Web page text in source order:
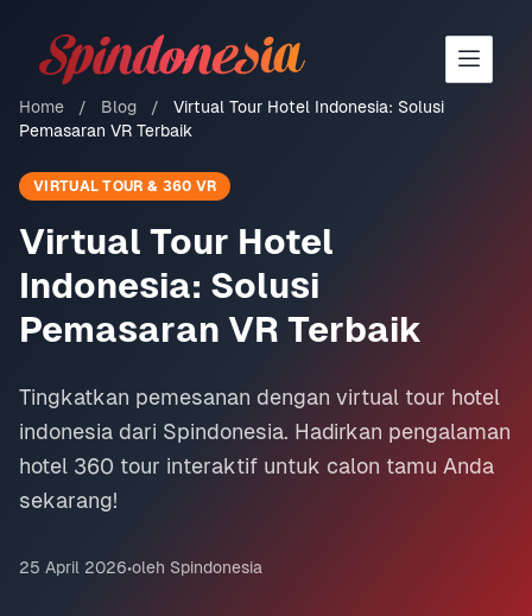
Solar Tech Logo
Home / Blog /
Virtual Tour Hotel Indonesia: Solusi
Pemasaran VR Terbaik
VIRTUAL TOUR & 360 VR
Virtual Tour Hotel
Indonesia: Solusi
Pemasaran VR Terbaik
Tingkatkan pemesanan dengan virtual tour hotel
indonesia dari Spindonesia. Hadirkan pengalaman
hotel 360 tour interaktif untuk calon tamu Anda
sekarang!
25 April 2026•oleh Spindonesia